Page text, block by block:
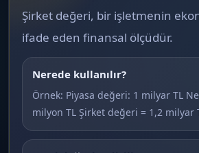
Şirket değeri, bir işletmenin
ifade eden finansal ölçüdür.
Nerede kullanılır?
Örnek: Piyasa değeri: 1 milyar TL
milyon TL Şirket değeri = 1,2 milyar